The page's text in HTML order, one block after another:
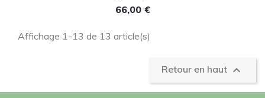
Prix
66,00 €
Affichage 1-13 de 13 article(s)
Retour en haut 